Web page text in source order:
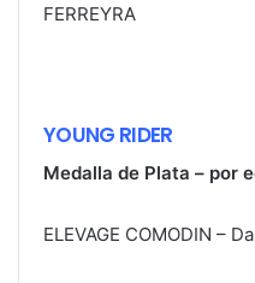
FERREYRA
YOUNG RIDER
Medalla de Plata – por
ELEVAGE COMODIN –